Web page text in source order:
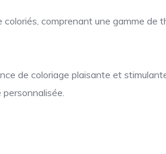
comprenant une gamme de
de coloriage plaisante et